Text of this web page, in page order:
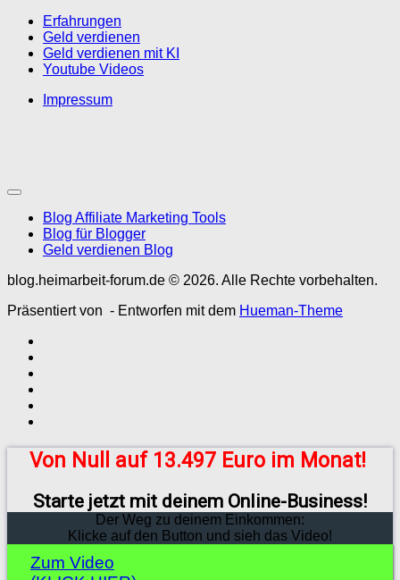
Erfahrungen
Geld verdienen
Geld verdienen mit KI
Youtube Videos
Impressum
Blog Affiliate Marketing Tools
Blog für Blogger
Geld verdienen Blog
blog.heimarbeit-forum.de © 2026. Alle Rechte vorbehalten.
Präsentiert von - Entworfen mit dem Hueman-Theme
Von Null auf 13.497 Euro im Monat!
Starte jetzt mit deinem Online-Business!
Der Weg zu deinem Einkommen:
Klicke auf den Button und sieh das Video!
Zum Video